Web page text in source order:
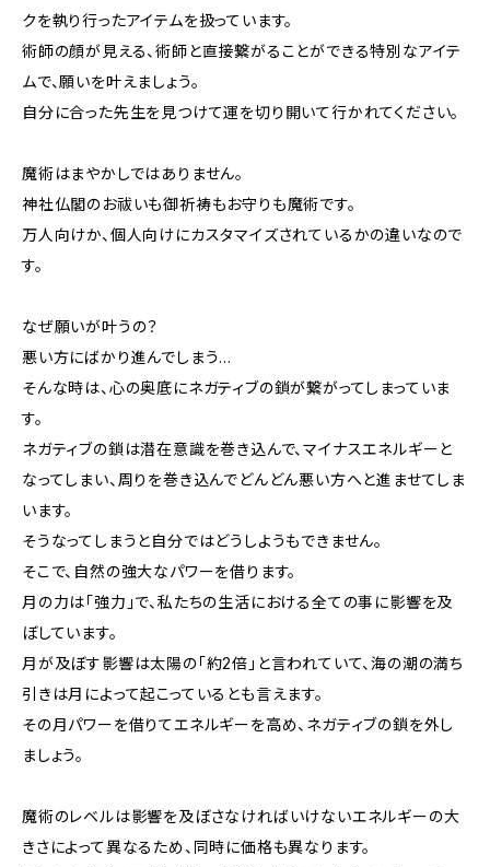
クを執り行ったアイテムを扱っています。
術師の顔が見える、術師と直接繋がることができる特別なアイテ
ムで、願いを叶えましょう。
自分に合った先生を見つけて運を切り開いて行かれてください。
魔術はまやかしではありません。
神社仏閣のお祓いも御祈祷もお守りも魔術です。
万人向けか、個人向けにカスタマイズされているかの違いなので
す。
なぜ願いが叶うの？
悪い方にばかり進んでしまう…
そんな時は、心の奥底にネガティブの鎖が繋がってしまっていま
す。
ネガティブの鎖は潜在意識を巻き込んで、マイナスエネルギーと
なってしまい、周りを巻き込んでどんどん悪い方へと進ませてしま
います。
そうなってしまうと自分ではどうしようもできません。
そこで、自然の強大なパワーを借ります。
月の力は「強力」で、私たちの生活における全ての事に影響を及
ぼしています。
月が及ぼす影響は太陽の「約2倍」と言われていて、海の潮の満ち
引きは月によって起こっているとも言えます。
その月パワーを借りてエネルギーを高め、ネガティブの鎖を外し
ましょう。
魔術のレベルは影響を及ぼさなければいけないエネルギーの大
きさによって異なるため、同時に価格も異なります。